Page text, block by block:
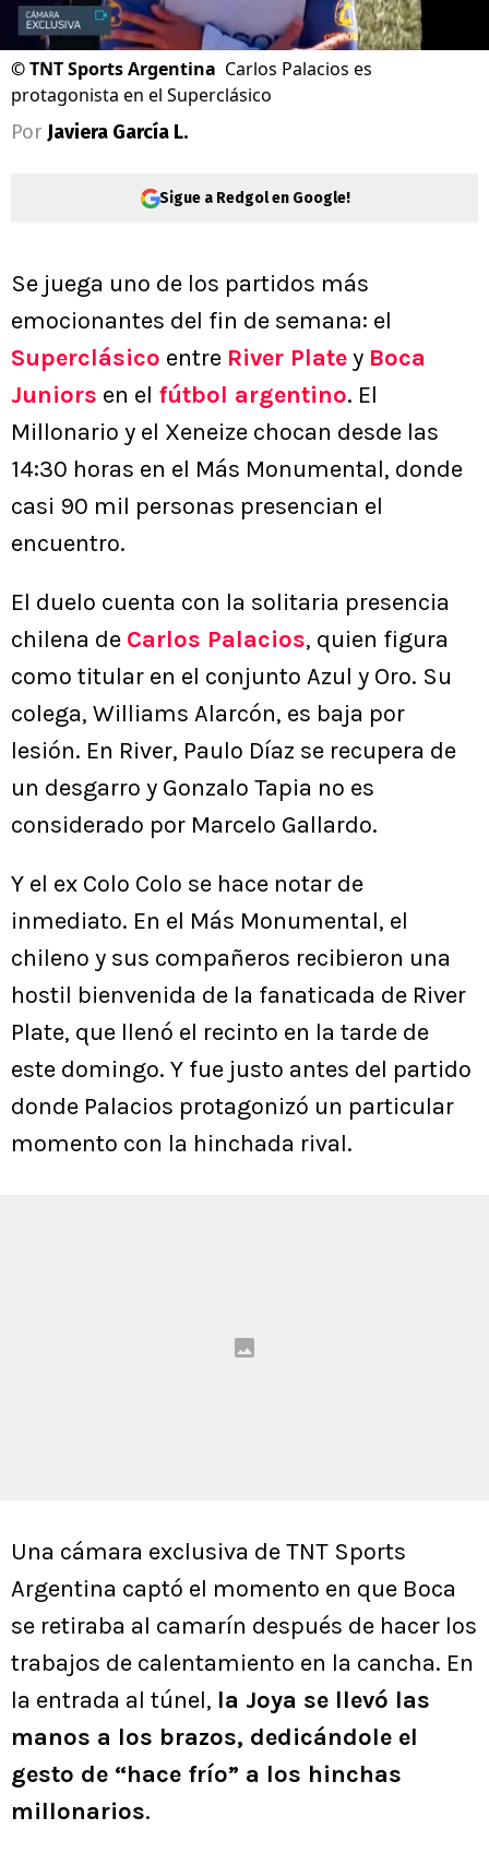
©TNT Sports Argentina Carlos Palacios es
protagonista en el Superclásico
Por Javiera García L.
Sigue a Redgol en Google!
Se juega uno de los partidos más
emocionantes del fin de semana: el
Superclásico entre River Platey Boca
Juniors en el fútbol argentino. El
Millonario y el Xeneize chocan desde las
14:30 horas en el Más Monumental, donde
casi 90 mil personas presencian el
encuentro.
El duelo cuenta con la solitaria presencia
chilena de Carlos Palacios, quien figura
como titular en el conjunto Azul y Oro. Su
colega, Williams Alarcón, es baja por
lesión. En River, Paulo Díaz se recupera de
un desgarro y Gonzalo Tapia no es
considerado por Marcelo Gallardo.
Y el ex Colo Colo se hace notar de
inmediato. En el Más Monumental, el
chileno y sus compañeros recibieron una
hostil bienvenida de la fanaticada de River
Plate, que llenó el recinto en la tarde de
este domingo. Y fue justo antes del partido
donde Palacios protagonizó un particular
momento con la hinchada rival.
Una cámara exclusiva de TNT Sports
Argentina captó el momento en que Boca
se retiraba al camarín después de hacer los
trabajos de calentamiento en la cancha. En
la entrada al túnel, la Joya se llevó las
manos a los brazos, dedicándole el
gesto de “hace frío” a los hinchas
millonarios.